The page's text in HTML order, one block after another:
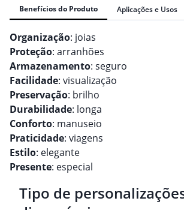
Benefícios do Produto Aplicações e Usos
Organização: joias
Proteção: arranhões
Armazenamento: seguro
Facilidade: visualização
Preservação: brilho
Durabilidade: longa
Conforto: manuseio
Praticidade: viagens
Estilo: elegante
Presente: especial
Tipo de